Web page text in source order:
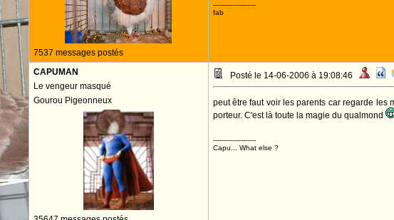
7537 messages postés
--------------------
fab
CAPUMAN
Le vengeur masqué
Gourou Pigeonneux
Posté le 14-06-2006 à 19:08:46
peut être faut voir les parents car regarde les
porteur. C'est là toute la magie du qualmond
--------------------
Capu... What else ?